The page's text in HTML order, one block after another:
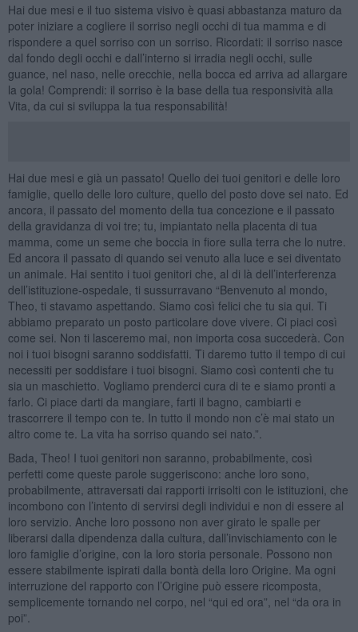
Hai due mesi e il tuo sistema visivo è quasi abbastanza maturo da
poter iniziare a cogliere il sorriso negli occhi di tua mamma e di
rispondere a quel sorriso con un sorriso. Ricordati: il sorriso nasce
dal fondo degli occhi e dall’interno si irradia negli occhi, sulle
guance, nel naso, nelle orecchie, nella bocca ed arriva ad allargare
la gola! Comprendi: il sorriso è la base della tua responsività alla
Vita, da cui si sviluppa la tua responsabilità!
Hai due mesi e già un passato! Quello dei tuoi genitori e delle loro
famiglie, quello delle loro culture, quello del posto dove sei nato. Ed
ancora, il passato del momento della tua concezione e il passato
della gravidanza di voi tre; tu, impiantato nella placenta di tua
mamma, come un seme che boccia in fiore sulla terra che lo nutre.
Ed ancora il passato di quando sei venuto alla luce e sei diventato
un animale. Hai sentito i tuoi genitori che, al di là dell’interferenza
dell’istituzione-ospedale, ti sussurravano “Benvenuto al mondo,
Theo, ti stavamo aspettando. Siamo così felici che tu sia qui. Ti
abbiamo preparato un posto particolare dove vivere. Ci piaci così
come sei. Non ti lasceremo mai, non importa cosa succederà. Con
noi i tuoi bisogni saranno soddisfatti. Ti daremo tutto il tempo di cui
necessiti per soddisfare i tuoi bisogni. Siamo così contenti che tu
sia un maschietto. Vogliamo prenderci cura di te e siamo pronti a
farlo. Ci piace darti da mangiare, farti il bagno, cambiarti e
trascorrere il tempo con te. In tutto il mondo non c’è mai stato un
altro come te. La vita ha sorriso quando sei nato.”.
Bada, Theo! I tuoi genitori non saranno, probabilmente, così
perfetti come queste parole suggeriscono: anche loro sono,
probabilmente, attraversati dai rapporti irrisolti con le istituzioni, che
incombono con l’intento di servirsi degli individui e non di essere al
loro servizio. Anche loro possono non aver girato le spalle per
liberarsi dalla dipendenza dalla cultura, dall’invischiamento con le
loro famiglie d’origine, con la loro storia personale. Possono non
essere stabilmente ispirati dalla bontà della loro Origine. Ma ogni
interruzione del rapporto con l’Origine può essere ricomposta,
semplicemente tornando nel corpo, nel “qui ed ora”, nel “da ora in
poi”.